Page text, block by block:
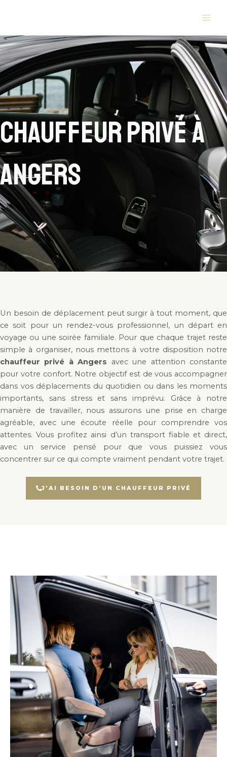
Chauffeur privé à
Angers
Un besoin de déplacement peut surgir à tout moment, que
ce soit pour un rendez-vous professionnel, un départ en
voyage ou une soirée familiale. Pour que chaque trajet reste
simple à organiser, nous mettons à votre disposition notre
chauffeur privé à Angers avec une attention constante
pour votre confort. Notre objectif est de vous accompagner
dans vos déplacements du quotidien ou dans les moments
importants, sans stress et sans imprévu. Grâce à notre
manière de travailler, nous assurons une prise en charge
agréable, avec une écoute réelle pour comprendre vos
attentes. Vous profitez ainsi d’un transport fiable et direct,
avec un service pensé pour que vous puissiez vous
concentrer sur ce qui compte vraiment pendant votre trajet.
J'AI BESOIN D'UN CHAUFFEUR PRIVÉ